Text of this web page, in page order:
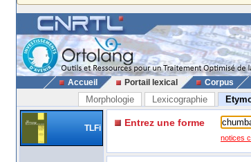
Accueil Portail lexical Corpus
Morphologie Lexicographie
TLFi Entrez une forme
notices